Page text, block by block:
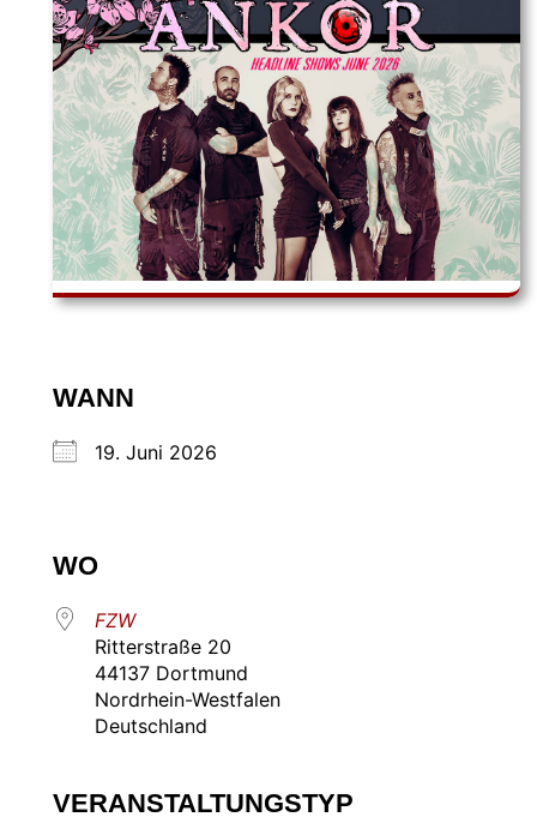
WANN
19. Juni 2026
WO
FZW
Ritterstraße 20
44137 Dortmund
Nordrhein-Westfalen
Deutschland
VERANSTALTUNGSTYP